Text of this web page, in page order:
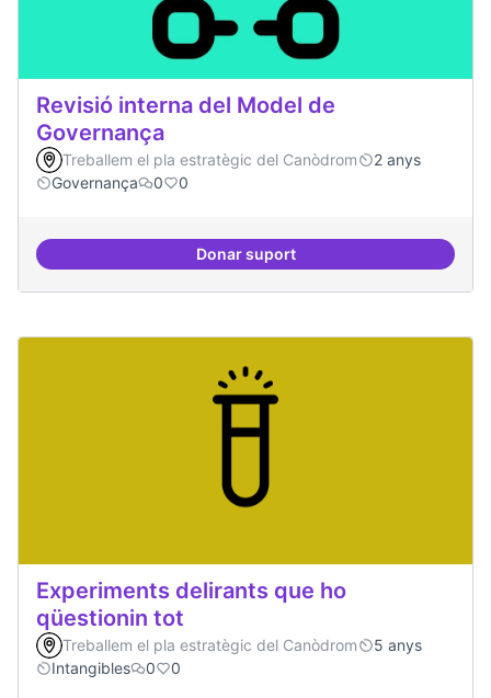
Revisió interna del Model de
Governança
Treballem el pla estratègic del Canòdrom
2 anys
Governança
0 0
Donar suportRevisió interna del Model de
Experiments delirants que ho
qüestionin tot
Treballem el pla estratègic del Canòdrom
5 anys
Intangibles
0 0